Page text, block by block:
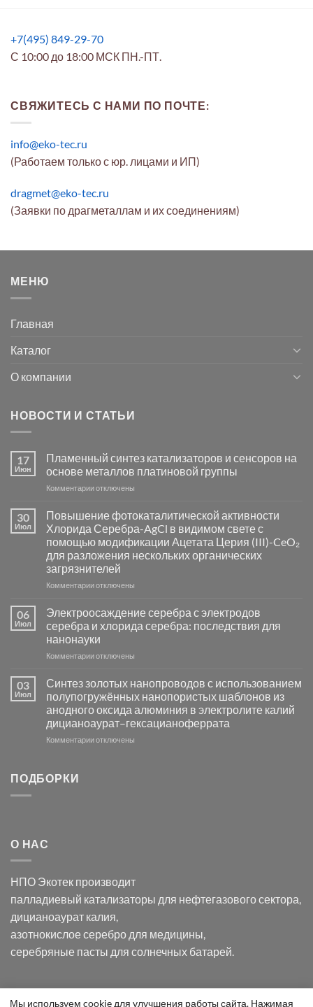
+7(495) 849-29-70
С 10:00 до 18:00 МСК ПН.-ПТ.
СВЯЖИТЕСЬ С НАМИ ПО ПОЧТЕ:
info@eko-tec.ru
(Работаем только с юр. лицами и ИП)
dragmet@eko-tec.ru
(Заявки по драгметаллам и их соединениям)
МЕНЮ
Главная
Каталог
О компании
НОВОСТИ И СТАТЬИ
17
Июн
Пламенный синтез катализаторов и сенсоров на
основе металлов платиновой группы
Комментариик
Пламенный
синтез
катализаторов
и
сенсоров
на
основе
группы
отключены
30
Июл
Повышение фотокаталитической активности
Хлорида Серебра-AgCl в видимом свете с
помощью модификации Ацетата Церия (III)-CeO₂
для разложения нескольких органических
загрязнителей
Комментариик
фотокаталитической
активности
Хлорида
Серебра-
в
видимом
свете
с
помощью
модификации
отключены
06
Июл
Электроосаждение серебра с электродов
серебра и хлорида серебра: последствия для
нанонауки
Комментариик
серебра
с
электродов
серебра
и
отключены
03
Июл
Синтез золотых нанопроводов с использованием
полупогружённых нанопористых шаблонов из
анодного оксида алюминия в электролите калий
дицианоаурат–гексацианоферрата
Комментариик
оксида
в
электролите
калий
дицианоаурат–
гексацианоферрата
отключены
ПОДБОРКИ
О НАС
НПО Экотек производит
палладиевый катализаторы для нефтегазового сектора,
дицианоаурат калия,
азотнокислое серебро для медицины,
серебряные пасты для солнечных батарей.
Уведомление
Мы используем cookie для улучшения работы сайта. Нажимая